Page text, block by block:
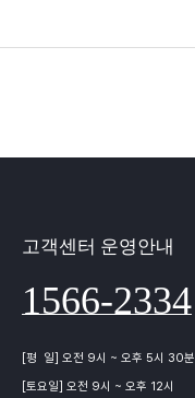
고객센터 운영안내
1566-2334
[평 일] 오전 9시 ~ 오후 5시 30분
[토요일] 오전 9시 ~ 오후 12시